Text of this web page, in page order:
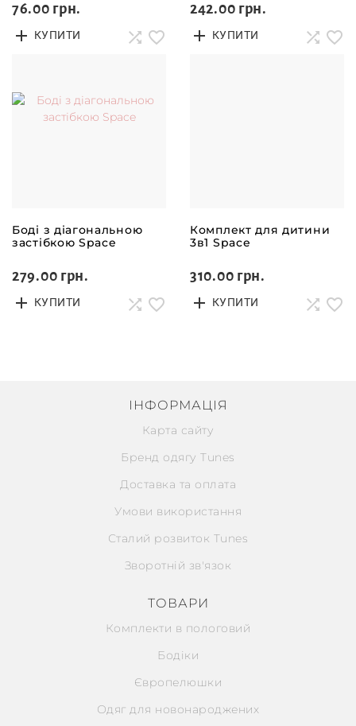
76.00 грн.
КУПИТИ
242.00 грн.
КУПИТИ
Боді з діагональною
застібкою Space
279.00 грн.
КУПИТИ
Комплект для дитини
3в1 Space
310.00 грн.
КУПИТИ
ІНФОРМАЦІЯ
Карта сайту
Бренд одягу Tunes
Доставка та оплата
Умови використання
Сталий розвиток Tunes
Зворотній зв'язок
ТОВАРИ
Комплекти в пологовий
Бодіки
Європелюшки
Одяг для новонароджених